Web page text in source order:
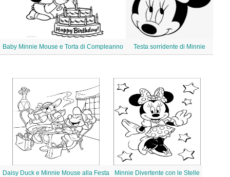
Baby Minnie Mouse e Torta di Compleanno Testa sorridente di Minnie
Daisy Duck e Minnie Mouse alla Festa Minnie Divertente con le Stelle